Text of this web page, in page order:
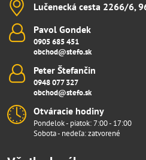
Lučenecká cesta 2266/6,
Pavol Gondek
0905 685 451
obchod@stefo.sk
Peter Štefančin
0948 077 327
obchod@stefo.sk
Otváracie hodiny
Pondelok - piatok: 7:00 - 17:00
Sobota - nedeľa: zatvorené